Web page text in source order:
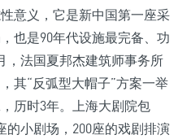
意义，它是新中国第一座采
也是90年代设施最完备、功
，法国夏邦杰建筑师事务所
其“反弧型大帽子”方案一举
历时3年。上海大剧院包
的小剧场，200座的戏剧排演